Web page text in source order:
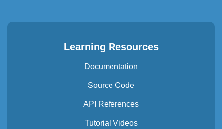
Learning Resources
Documentation
Source Code
API References
Tutorial Videos